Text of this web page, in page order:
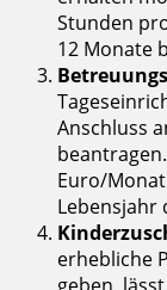
Stunden
12 Monate
Anschluss
Euro/
Lebensjahr
erhebliche